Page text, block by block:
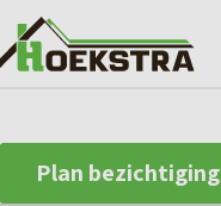
Plan bezichtiging